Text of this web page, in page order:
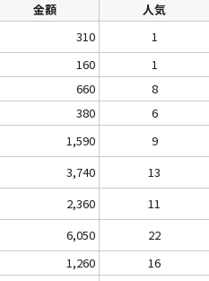
金額
人気
310 1
160
1
660
8
380
6
1,590
9
3,740
13
2,360
11
6,050 22
1,260
16